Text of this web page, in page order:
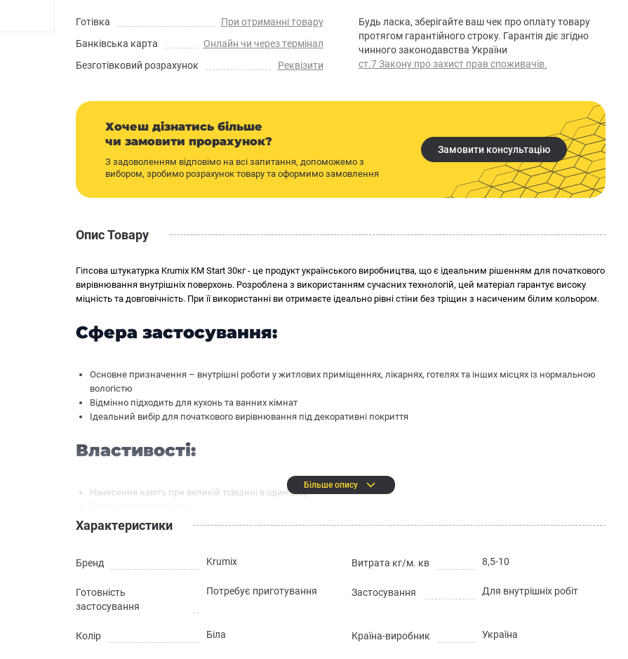
Готівка
При отриманні товару
Банківська карта
Онлайн чи через термінал
Безготівковий розрахунок
Реквізити
Будь ласка, зберігайте ваш чек про оплату товару
протягом гарантійного строку. Гарантія діє згідно
чинного законодавства України
ст.7 Закону про захист прав споживачів.
Хочеш дізнатись більше
чи замовити прорахунок?
З задоволенням відповімо на всі запитання, допоможемо з
вибором, зробимо розрахунок товару та оформимо замовлення
Замовити консультацію
Опис Товару
Гіпсова штукатурка Krumix KM Start 30кг - це продукт українського виробництва, що є ідеальним рішенням для початкового
вирівнювання внутрішніх поверхонь. Розроблена з використанням сучасних технологій, цей матеріал гарантує високу
міцність та довговічність. При її використанні ви отримаєте ідеально рівні стіни без тріщин з насиченим білим кольором.
Сфера застосування:
Основне призначення – внутрішні роботи у житлових приміщеннях, лікарнях, готелях та інших місцях із нормальною
вологістю
Відмінно підходить для кухонь та ванних кімнат
Ідеальний вибір для початкового вирівнювання під декоративні покриття
Властивості:
Нанесення навіть при великій товщині в один шар
Зручна при нанесенні
Висока зносостійкість та стійкість до тріщин
Можливість структурування поверхні
Підвищені показники міцності та адгезії
Здатність регулювати мікроклімат у приміщенні
Більше опису
Характеристики
Бренд Krumix Витрата кг/м. кв 8,5-10
Готовність
застосування
Потребує приготування Застосування Для внутрішніх робіт
Колір Біла Країна-виробник Україна